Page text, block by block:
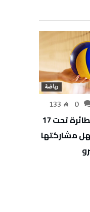
رياضة
133
مونديال الكرة الطائرة تحت 17
مشاركتها